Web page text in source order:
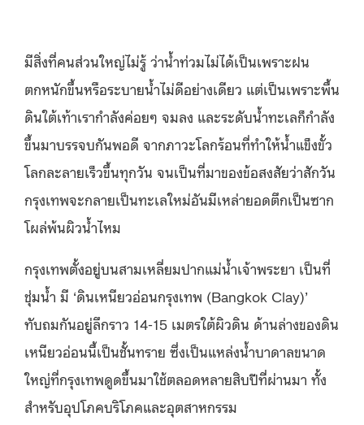
มีสิ่งที่คนส่วนใหญ่ไม่รู้ ว่าน้ำท่วมไม่ได้เป็นเพราะฝน
ตกหนักขึ้นหรือระบายน้ำไม่ดีอย่างเดียว แต่เป็นเพราะพื้น
ดินใต้เท้าเรากำลังค่อยๆ จมลง และระดับน้ำทะเลก็กำลัง
ขึ้นมาบรรจบกันพอดี จากภาวะโลกร้อนที่ทำให้น้ำแข็งขั้ว
โลกละลายเร็วขึ้นทุกวัน จนเป็นที่มาของข้อสงสัยว่าสักวัน
กรุงเทพจะกลายเป็นทะเลใหม่อันมีเหล่ายอดตึกเป็นซาก
โผล่พ้นผิวน้ำไหม
กรุงเทพตั้งอยู่บนสามเหลี่ยมปากแม่น้ำเจ้าพระยา เป็นที่
ชุ่มน้ำ มี ‘ดินเหนียวอ่อนกรุงเทพ (Bangkok Clay)’
ทับถมกันอยู่ลึกราว 14-15 เมตรใต้ผิวดิน ด้านล่างของดิน
เหนียวอ่อนนี้เป็นชั้นทราย ซึ่งเป็นแหล่งน้ำบาดาลขนาด
ใหญ่ที่กรุงเทพดูดขึ้นมาใช้ตลอดหลายสิบปีที่ผ่านมา ทั้ง
สำหรับอุปโภคบริโภคและอุตสาหกรรม